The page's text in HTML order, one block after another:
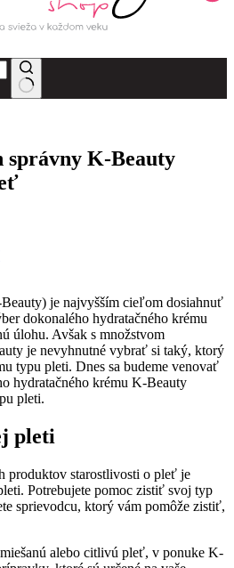
K-Beauty
je najvyšším cieľom dosiahnuť
dokonalého hydratačného krému
úlohu. Avšak s množstvom
je nevyhnutné vybrať si taký, ktorý
typu pleti. Dnes sa budeme venovať
hydratačného krému K-Beauty
pleti.
pleti
produktov starostlivosti o pleť je
Potrebujete pomoc zistiť svoj typ
sprievodcu, ktorý vám pomôže zistiť,
alebo citlivú pleť, v ponuke K-